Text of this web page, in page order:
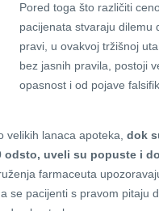
Pored toga što različiti
pacijenata stvaraju dilemu
pravi, u ovakvoj tržišnoj
bez jasnih pravila, postoji
opasnost i od pojave
velikih lanaca apoteka, dok
odsto, uveli su popuste i
farmaceuta
se pacijenti s pravom pitaju